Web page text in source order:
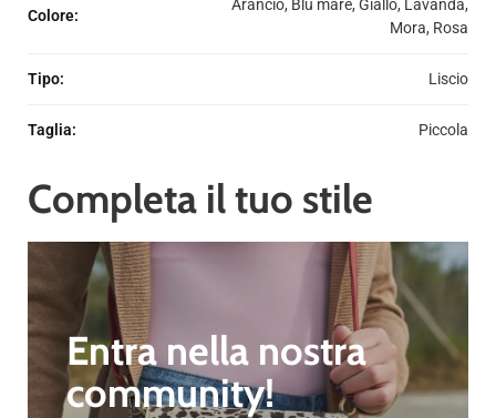
Colore:
Arancio, Blu mare, Giallo, Lavanda,
Mora, Rosa
Tipo: Liscio
Taglia: Piccola
Completa il tuo stile
Entra nella nostra
community!